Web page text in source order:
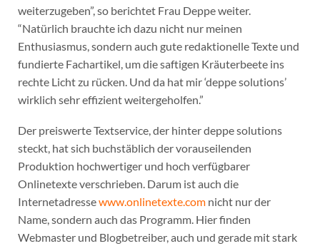
weiterzugeben”, so berichtet Frau Deppe weiter.
“Natürlich brauchte ich dazu nicht nur meinen
Enthusiasmus, sondern auch gute redaktionelle Texte und
fundierte Fachartikel, um die saftigen Kräuterbeete ins
rechte Licht zu rücken. Und da hat mir ‘deppe solutions’
wirklich sehr effizient weitergeholfen.”
Der preiswerte Textservice, der hinter deppe solutions
steckt, hat sich buchstäblich der vorauseilenden
Produktion hochwertiger und hoch verfügbarer
Onlinetexte verschrieben. Darum ist auch die
Internetadressewww.onlinetexte.comnicht nur der
Name, sondern auch das Programm. Hier finden
Webmaster und Blogbetreiber, auch und gerade mit stark